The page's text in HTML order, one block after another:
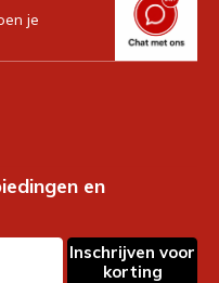
je
en
Inschrijven voor
korting